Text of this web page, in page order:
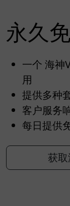
永久
一个 海神
用
提供多种
客户服务
每日提供
获